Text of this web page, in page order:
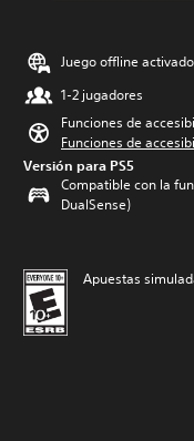
Juego offline activado
1-2 jugadores
Funciones de
Funciones de
Versión para PS5
Compatible con la
DualSense)
Apuestas